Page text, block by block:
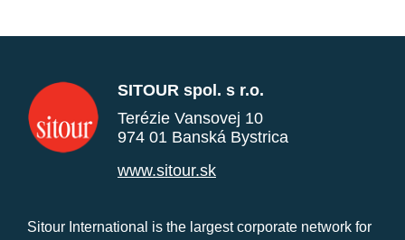
SITOUR spol. s r.o.
Terézie Vansovej 10
974 01 Banská Bystrica
www.sitour.sk
Sitour International is the largest corporate network for